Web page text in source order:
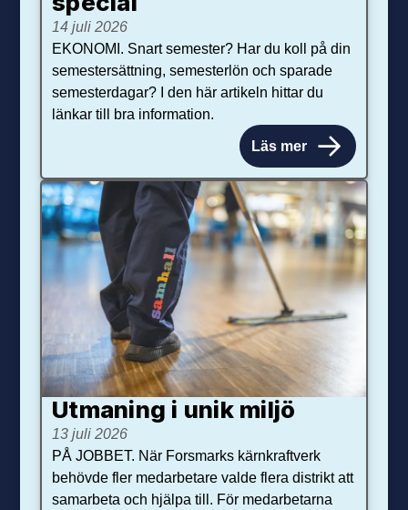
14 juli 2026
EKONOMI. Snart semester? Har du koll på din
semestersättning, semesterlön och sparade
semesterdagar? I den här artikeln hittar du
länkar till bra information.
Läs mer
Utmaning i unik miljö
13 juli 2026
PÅ JOBBET. När Forsmarks kärnkraftverk
behövde fler medarbetare valde flera distrikt att
samarbeta och hjälpa till. För medarbetarna